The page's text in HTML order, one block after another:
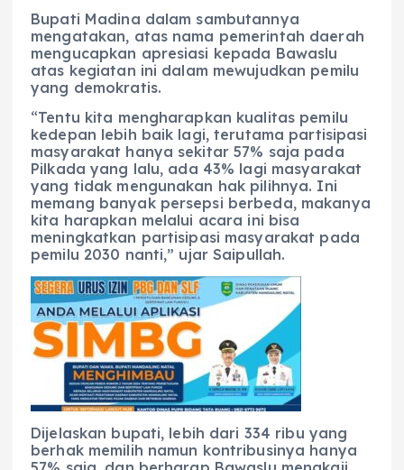
Bupati Madina dalam sambutannya
mengatakan, atas nama pemerintah daerah
mengucapkan apresiasi kepada Bawaslu
atas kegiatan ini dalam mewujudkan pemilu
yang demokratis.
“Tentu kita mengharapkan kualitas pemilu
kedepan lebih baik lagi, terutama partisipasi
masyarakat hanya sekitar 57% saja pada
Pilkada yang lalu, ada 43% lagi masyarakat
yang tidak mengunakan hak pilihnya. Ini
memang banyak persepsi berbeda, makanya
kita harapkan melalui acara ini bisa
meningkatkan partisipasi masyarakat pada
pemilu 2030 nanti,” ujar Saipullah.
Dijelaskan bupati, lebih dari 334 ribu yang
berhak memilih namun kontribusinya hanya